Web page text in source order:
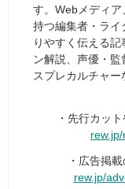
す。Webメディ
持つ編集者・ライ
りやすく伝える
ン解説、声優・
スプレカルチャ
・先行カッ
・広告掲
rew.jp/